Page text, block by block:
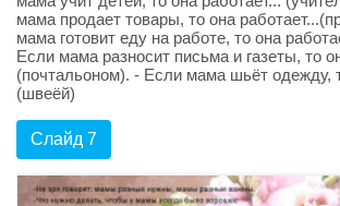
мама продает товары, то она
мама готовит еду на работе, то она
Если мама разносит письма и газеты, то
(почтальоном). - Если мама шьёт одежду,
(швеёй)
Слайд 7